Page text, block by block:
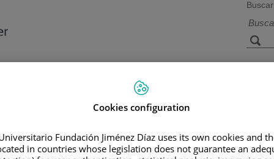
Buscar
Instalaciones y
tecnología
/INFORMACIÓN Y SOPORTE AL PACIENTE/TIPOS DE
Cookies configuration
Fundación Jiménez Díaz uses its own cookies and
in countries whose legislation does not guarantee an